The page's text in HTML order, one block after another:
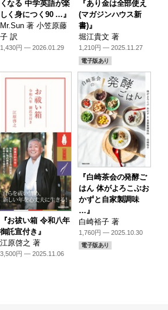
くなる 中学英語が楽
しく身につく90 …』
Mr.Sun 著 小笠原藤
子 訳
1,430円 — 2026.01.29
『あり金は全部使え
(マガジンハウス新
書)』
堀江貴文 著
1,210円 — 2025.11.27
電子版あり
『お祓い箱 令和八年
御託宣付き』
江原啓之 著
3,500円 — 2025.11.06
『白崎茶会の発酵ご
はん 体がよろこぶお
かずと自家製調味
…』
白崎裕子 著
1,760円 — 2025.10.30
電子版あり